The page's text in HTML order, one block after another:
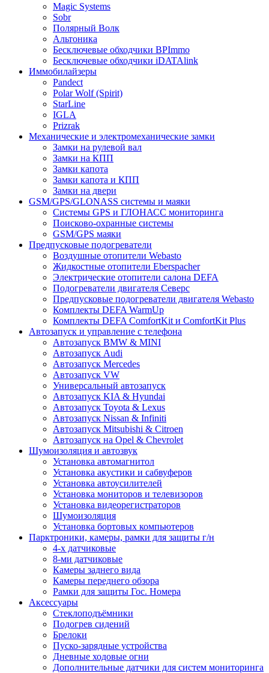
Magic Systems
Sobr
Полярный Волк
Альтоника
Бесключевые обходчики BPImmo
Бесключевые обходчики iDATAlink
Иммобилайзеры
Pandect
Polar Wolf (Spirit)
StarLine
IGLA
Prizrak
Механические и электромеханические замки
Замки на рулевой вал
Замки на КПП
Замки капота
Замки капота и КПП
Замки на двери
GSM/GPS/GLONASS системы и маяки
Системы GPS и ГЛОНАСС мониторинга
Поисково-охранные системы
GSM/GPS маяки
Предпусковые подогреватели
Воздушные отопители Webasto
Жидкостные отопители Eberspacher
Электрические отопители салона DEFA
Подогреватели двигателя Северс
Предпусковые подогреватели двигателя Webasto
Комплекты DEFA WarmUp
Комплекты DEFA ComfortKit и ComfortKit Plus
Автозапуск и управление с телефона
Автозапуск BMW & MINI
Автозапуск Audi
Автозапуск Mercedes
Автозапуск VW
Универсальный автозапуск
Автозапуск KIA & Hyundai
Автозапуск Toyota & Lexus
Автозапуск Nissan & Infiniti
Автозапуск Mitsubishi & Citroen
Автозапуск на Opel & Chevrolet
Шумоизоляция и автозвук
Установка автомагнитол
Установка акустики и сабвуферов
Установка автоусилителей
Установка мониторов и телевизоров
Установка видеорегистраторов
Шумоизоляция
Установка бортовых компьютеров
Парктроники, камеры, рамки для защиты г/н
4-х датчиковые
8-ми датчиковые
Камеры заднего вида
Камеры переднего обзора
Рамки для защиты Гос. Номера
Аксессуары
Стеклоподъёмники
Подогрев сидений
Брелоки
Пуско-зарядные устройства
Дневные ходовые огни
Дополнительные датчики для систем мониторинга